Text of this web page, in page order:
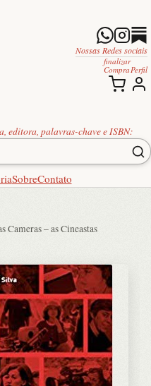
editora, palavras-chave e ISBN:
SobreContato
Nossas Redes sociais
finalizar
Compra Perfil
Cameras – as Cineastas